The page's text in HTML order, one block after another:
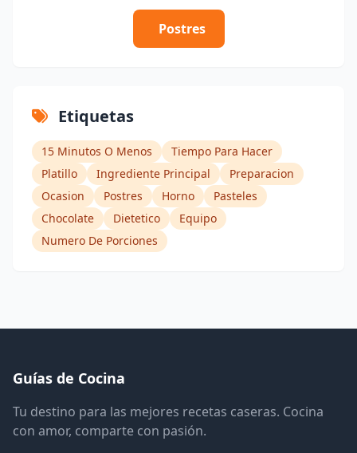
Postres
Etiquetas
15 Minutos O Menos
Tiempo Para Hacer
Platillo
Ingrediente Principal
Preparacion
Ocasion
Postres Horno
Pasteles
Chocolate
Dietetico
Equipo
Numero De Porciones
Guías de Cocina
Tu destino para las mejores recetas caseras. Cocina
con amor, comparte con pasión.